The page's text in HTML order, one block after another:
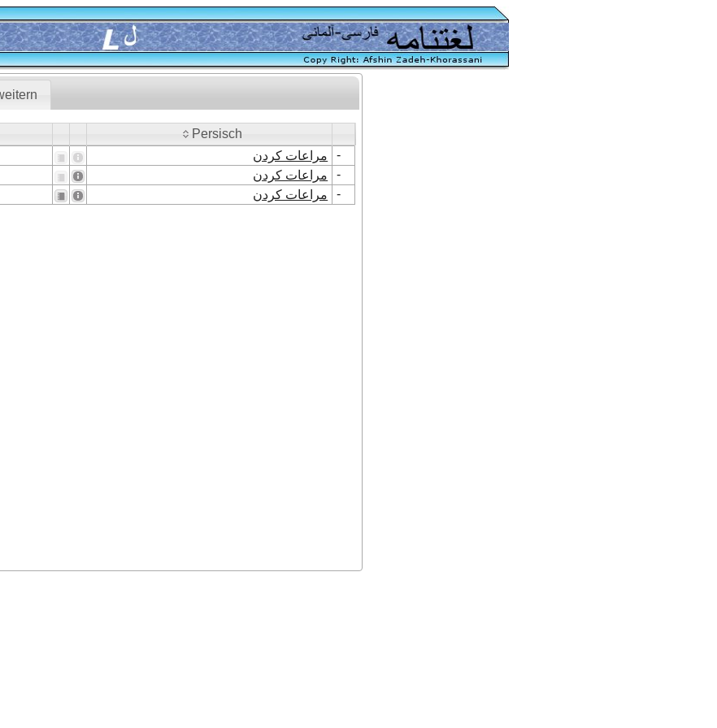
Persisch
مراعات کردن
-
مراعات کردن
-
مراعات کردن -